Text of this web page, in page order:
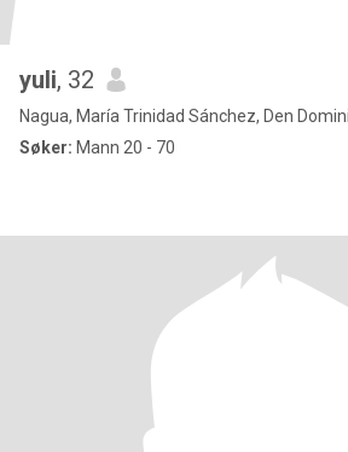
yuli, 32
Nagua, María Trinidad Sánchez, Den
Søker: Mann 20 - 70